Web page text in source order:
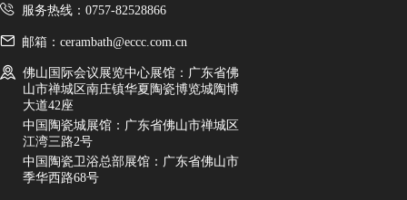
服务热线：0757-82528866
邮箱：cerambath@eccc.com.cn
佛山国际会议展览中心展馆：广东省佛
山市禅城区南庄镇华夏陶瓷博览城陶博
大道42座
中国陶瓷城展馆：广东省佛山市禅城区
江湾三路2号
中国陶瓷卫浴总部展馆：广东省佛山市
季华西路68号